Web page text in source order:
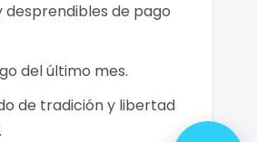
de pago
del último mes.
de tradición y libertad